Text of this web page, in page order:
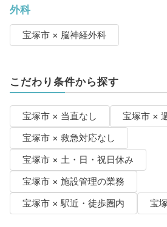
外科
宝塚市 × 脳神経外科
こだわり条件から探す
宝塚市 × 当直なし
宝塚市 ×
宝塚市 × 救急対応なし
宝塚市 × 土・日・祝日休み
宝塚市 × 施設管理の業務
宝塚市 × 駅近・徒歩圏内
宝